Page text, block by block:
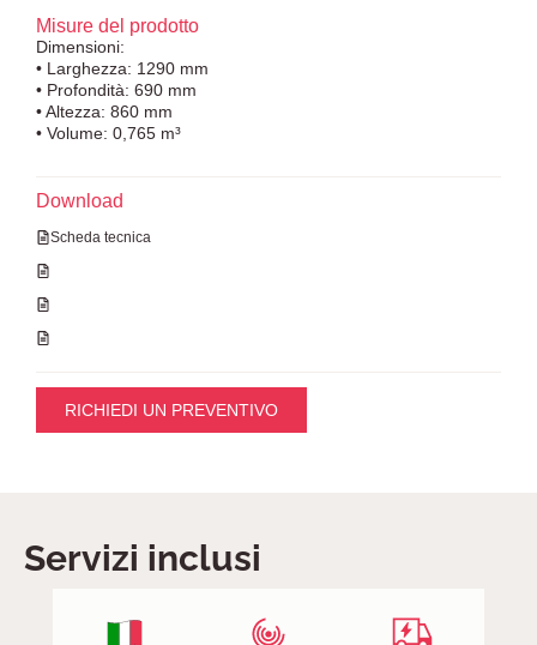
Dimensioni:
• Larghezza: 1290 mm
• Profondità: 690 mm
• Altezza: 860 mm
• Volume: 0,765 m³
Misure del prodotto
Download
Scheda tecnica
RICHIEDI UN PREVENTIVO
Servizi inclusi